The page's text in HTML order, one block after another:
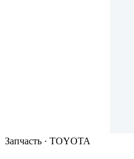
Запчасть · TOYOTA